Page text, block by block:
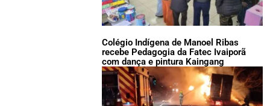
Colégio Indígena de Manoel Ribas
recebe Pedagogia da Fatec Ivaiporã
com dança e pintura Kaingang